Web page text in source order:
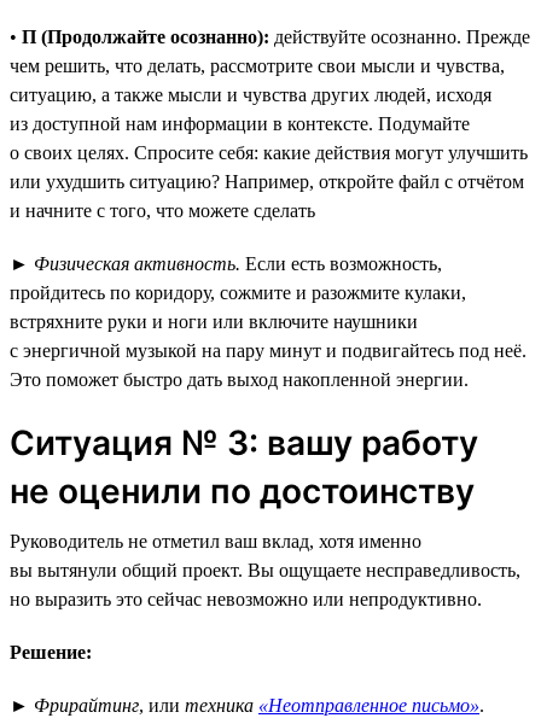
• П (Продолжайте осознанно): действуйте осознанно. Прежде
чем решить, что делать, рассмотрите свои мысли и чувства,
ситуацию, а также мысли и чувства других людей, исходя
из доступной нам информации в контексте. Подумайте
о своих целях. Спросите себя: какие действия могут улучшить
или ухудшить ситуацию? Например, откройте файл с отчётом
и начните с того, что можете сделать
► Физическая активность. Если есть возможность,
пройдитесь по коридору, сожмите и разожмите кулаки,
встряхните руки и ноги или включите наушники
с энергичной музыкой на пару минут и подвигайтесь под неё.
Это поможет быстро дать выход накопленной энергии.
Ситуация № 3: вашу работу
не оценили по достоинству
Руководитель не отметил ваш вклад, хотя именно
вы вытянули общий проект. Вы ощущаете несправедливость,
но выразить это сейчас невозможно или непродуктивно.
Решение:
► Фрирайтинг, или техника «Неотправленное письмо».